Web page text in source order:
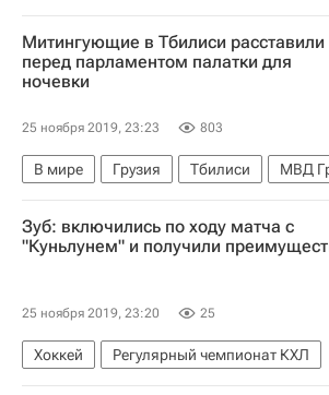
Митингующие в Тбилиси расставили
перед парламентом палатки для
ночевки
25 ноября 2019, 23:23 803
В мире Грузия Тбилиси
МВД
Единое национальное движение
Протесты в Тбилиси
Зуб: включились по ходу матча с
"Куньлунем" и получили
25 ноября 2019, 23:20 25
Хоккей
Регулярный чемпионат КХЛ
Шанхайские драконы
СКА (Санкт-